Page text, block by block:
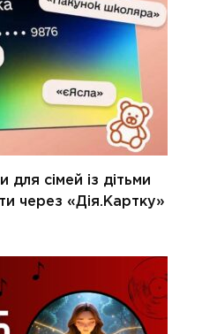
сімей із дітьми
через «Дія.Картку»